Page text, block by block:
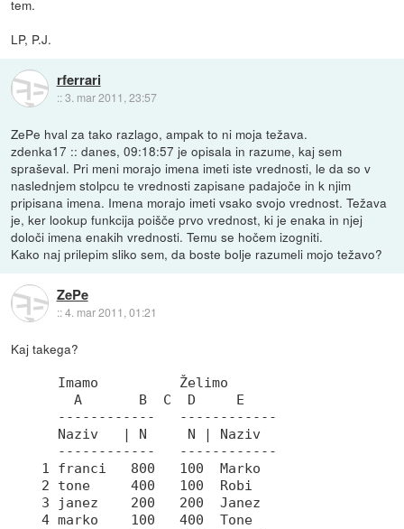
tem.
LP, P.J.
rferrari
::3. mar 2011, 23:57
ZePe hval za tako razlago, ampak to ni moja težava.
zdenka17 :: danes, 09:18:57 je opisala in razume, kaj sem
spraševal. Pri meni morajo imena imeti iste vrednosti, le da so v
naslednjem stolpcu te vrednosti zapisane padajoče in k njim
pripisana imena. Imena morajo imeti vsako svojo vrednost. Težava
je, ker lookup funkcija poišče prvo vrednost, ki je enaka in njej
določi imena enakih vrednosti. Temu se hočem izogniti.
Kako naj prilepim sliko sem, da boste bolje razumeli mojo težavo?
ZePe
::4. mar 2011, 01:21
Kaj takega?
  Imamo          Želimo
    A       B  C  D     E
  ------------   ------------
  Naziv   | N     N | Naziv
  ------------   ------------
1 franci   800   100  Marko
2 tone     400   100  Robi
3 janez    200   200  Janez
4 marko    100   400  Tone